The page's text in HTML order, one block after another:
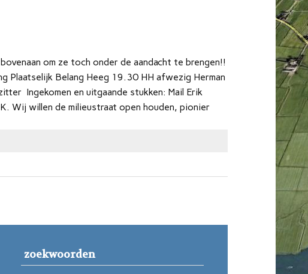
om ze toch onder de aandacht te brengen!!
Plaatselijk Belang Heeg 19.30 HH afwezig Herman
Ingekomen en uitgaande stukken: Mail Erik
Wij willen de milieustraat open houden, pionier
zoekwoorden